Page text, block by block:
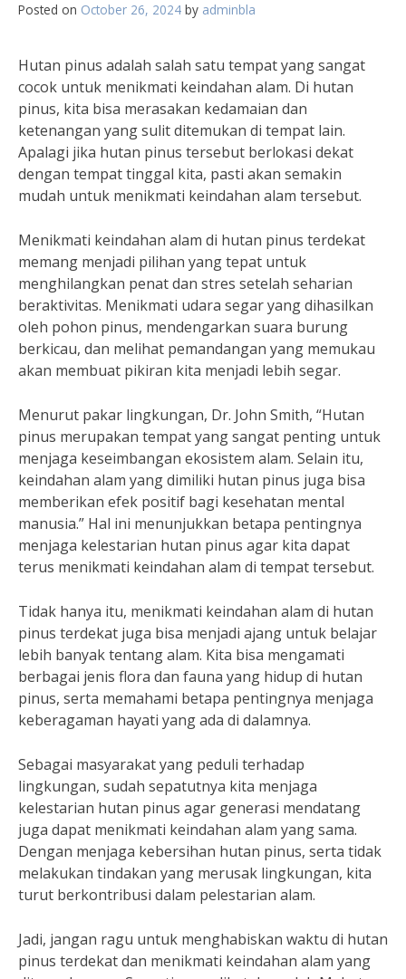
Posted on October 26, 2024 by adminbla
Hutan pinus adalah salah satu tempat yang sangat
cocok untuk menikmati keindahan alam. Di hutan
pinus, kita bisa merasakan kedamaian dan
ketenangan yang sulit ditemukan di tempat lain.
Apalagi jika hutan pinus tersebut berlokasi dekat
dengan tempat tinggal kita, pasti akan semakin
mudah untuk menikmati keindahan alam tersebut.
Menikmati keindahan alam di hutan pinus terdekat
memang menjadi pilihan yang tepat untuk
menghilangkan penat dan stres setelah seharian
beraktivitas. Menikmati udara segar yang dihasilkan
oleh pohon pinus, mendengarkan suara burung
berkicau, dan melihat pemandangan yang memukau
akan membuat pikiran kita menjadi lebih segar.
Menurut pakar lingkungan, Dr. John Smith, “Hutan
pinus merupakan tempat yang sangat penting untuk
menjaga keseimbangan ekosistem alam. Selain itu,
keindahan alam yang dimiliki hutan pinus juga bisa
memberikan efek positif bagi kesehatan mental
manusia.” Hal ini menunjukkan betapa pentingnya
menjaga kelestarian hutan pinus agar kita dapat
terus menikmati keindahan alam di tempat tersebut.
Tidak hanya itu, menikmati keindahan alam di hutan
pinus terdekat juga bisa menjadi ajang untuk belajar
lebih banyak tentang alam. Kita bisa mengamati
berbagai jenis flora dan fauna yang hidup di hutan
pinus, serta memahami betapa pentingnya menjaga
keberagaman hayati yang ada di dalamnya.
Sebagai masyarakat yang peduli terhadap
lingkungan, sudah sepatutnya kita menjaga
kelestarian hutan pinus agar generasi mendatang
juga dapat menikmati keindahan alam yang sama.
Dengan menjaga kebersihan hutan pinus, serta tidak
melakukan tindakan yang merusak lingkungan, kita
turut berkontribusi dalam pelestarian alam.
Jadi, jangan ragu untuk menghabiskan waktu di hutan
pinus terdekat dan menikmati keindahan alam yang